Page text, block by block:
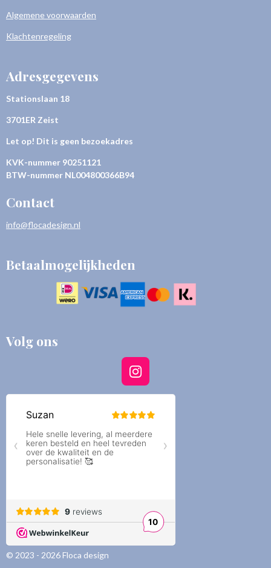
Algemene voorwaarden
Klachtenregeling
Adresgegevens
Stationslaan 18
3701ER Zeist
Let op! Dit is geen bezoekadres
KVK-nummer 90251121
BTW-nummer NL004800366B94
Contact
info@flocadesign.nl
Betaalmogelijkheden
Volg ons
I
n
t
a
g
© 2023 - 2026 Floca design